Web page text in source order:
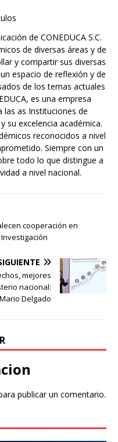
de CONEDUCA S.C.
de diversas áreas y de
y compartir sus diversas
espacio de reflexión y de
de los temas actuales
es una empresa
las as Instituciones de
su excelencia académica.
reconocidos a nivel
Siempre con un
todo lo que distingue a
a nivel nacional.
cooperación en
mejores
nacional:
Mario Delgado
publicar un comentario.